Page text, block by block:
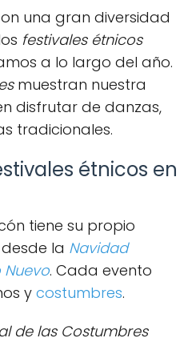
una gran diversidad
festivales étnicos
a lo largo del año.
muestran nuestra
disfrutar de danzas,
tradicionales.
étnicos en
tiene su propio
la Navidad
Nuevo. Cada evento
y costumbres.
de las Costumbres